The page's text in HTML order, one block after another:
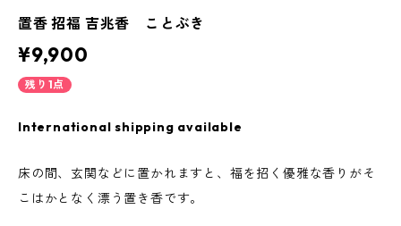
置香 招福 吉兆香 ことぶき
¥9,900
残り1点
International shipping available
床の間、玄関などに置かれますと、福を招く優雅な香りがそ
こはかとなく漂う置き香です。